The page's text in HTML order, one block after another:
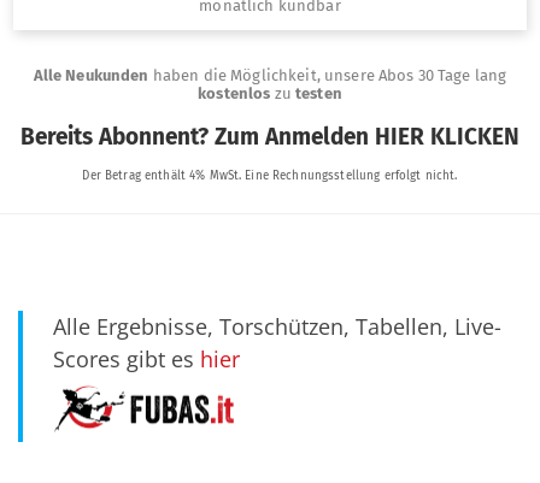
Alle Ergebnisse, Torschützen, Tabellen, Live-
Scores gibt es hier